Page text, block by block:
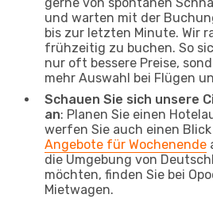
und warten mit der
bis zur letzten Minute. Wir
frühzeitig zu buchen. So
nur oft bessere Preise,
mehr Auswahl bei Flügen
Schauen Sie sich unsere
an: Planen Sie einen
werfen Sie auch einen
Angebote für Wochenende
die Umgebung von
möchten, finden Sie bei
Mietwagen.